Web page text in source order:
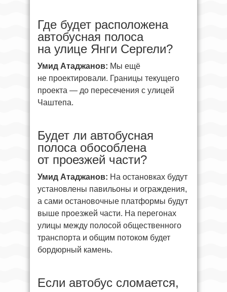
Где будет расположена
автобусная полоса
на улице Янги Сергели?
Умид Атаджанов: Мы ещё
не проектировали. Границы текущего
проекта — до пересечения с улицей
Чаштепа.
Будет ли автобусная
полоса обособлена
от проезжей части?
Умид Атаджанов: На остановках будут
установлены павильоны и ограждения,
а сами остановочные платформы будут
выше проезжей части. На перегонах
улицы между полосой общественного
транспорта и общим потоком будет
бордюрный камень.
Если автобус сломается,